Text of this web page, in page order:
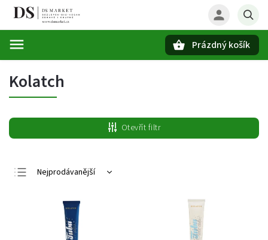
Prázdný košík
Kolatch
Otevřít filtr
Nejprodávanější
Nejdražší
Abecedně